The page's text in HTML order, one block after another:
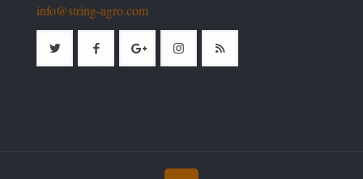
info@string-agro.com